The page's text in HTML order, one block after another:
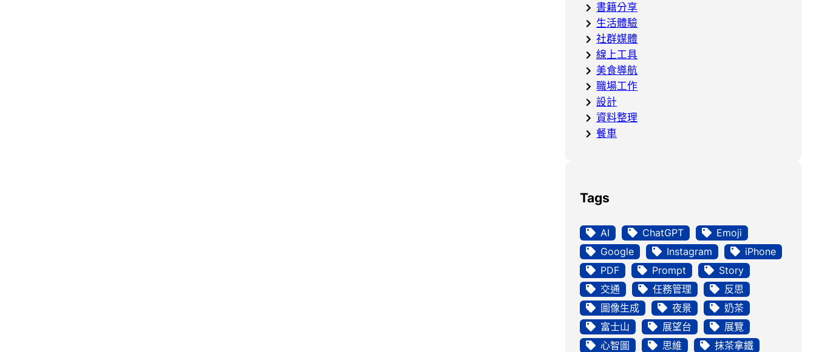
書籍分享
生活體驗
社群媒體
線上工具
美食導航
職場工作
設計
資料整理
餐車
Tags
AI ChatGPT
Emoji
Google
Instagram
iPhone
PDF
Prompt
Story
交通
任務管理
反思
圖像生成
夜景
奶茶
富士山
展望台
展覽
心智圖
思維
抹茶拿鐵